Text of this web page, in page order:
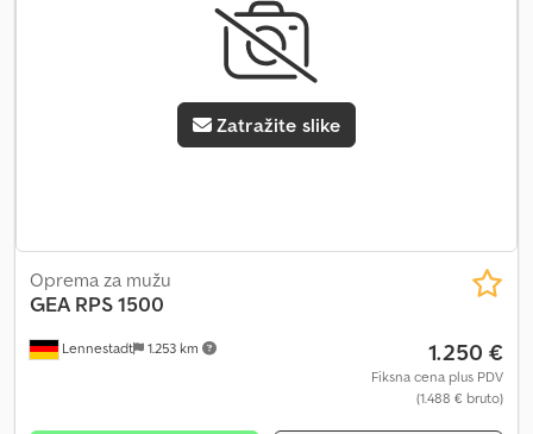
Zatražite slike
Lennestadt 1.253 km
Oprema za mužu
GEA RPS 1500
1.250 €
Fiksna cena plus PDV
(1.488 € bruto)